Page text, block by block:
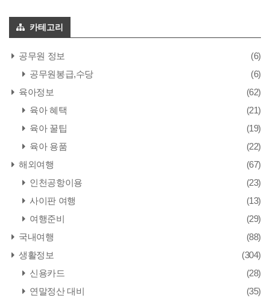
카테고리
공무원 정보
(6)
공무원봉급,수당
(6)
육아정보
(62)
육아 혜택
(21)
육아 꿀팁
(19)
육아 용품
(22)
해외여행
(67)
인천공항이용
(23)
사이판 여행
(13)
여행준비
(29)
국내여행
(88)
생활정보
(304)
신용카드
(28)
연말정산 대비
(35)